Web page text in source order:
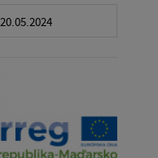
20.05.2024